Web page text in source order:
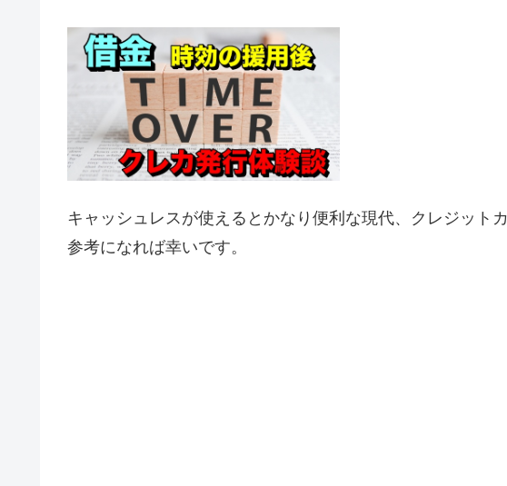
キャッシュレスが使えるとかなり便利な現代、クレジット
参考になれば幸いです。